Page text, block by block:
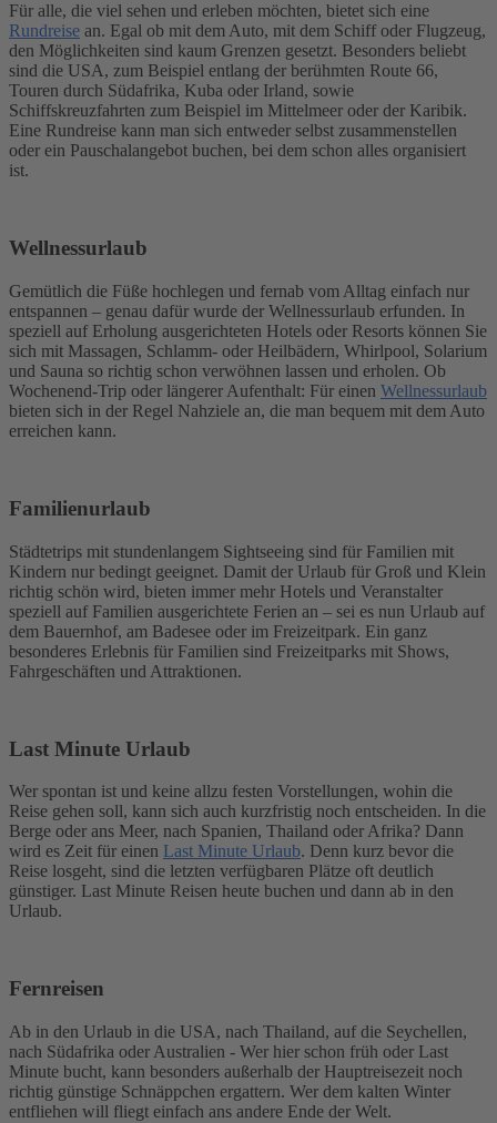
Für alle, die viel sehen und erleben möchten, bietet sich eine
Rundreise an. Egal ob mit dem Auto, mit dem Schiff oder Flugzeug,
den Möglichkeiten sind kaum Grenzen gesetzt. Besonders beliebt
sind die USA, zum Beispiel entlang der berühmten Route 66,
Touren durch Südafrika, Kuba oder Irland, sowie
Schiffskreuzfahrten zum Beispiel im Mittelmeer oder der Karibik.
Eine Rundreise kann man sich entweder selbst zusammenstellen
oder ein Pauschalangebot buchen, bei dem schon alles organisiert
ist.
Wellnessurlaub
Gemütlich die Füße hochlegen und fernab vom Alltag einfach nur
entspannen – genau dafür wurde der Wellnessurlaub erfunden. In
speziell auf Erholung ausgerichteten Hotels oder Resorts können Sie
sich mit Massagen, Schlamm- oder Heilbädern, Whirlpool, Solarium
und Sauna so richtig schon verwöhnen lassen und erholen. Ob
Wochenend-Trip oder längerer Aufenthalt: Für einen Wellnessurlaub
bieten sich in der Regel Nahziele an, die man bequem mit dem Auto
erreichen kann.
Familienurlaub
Städtetrips mit stundenlangem Sightseeing sind für Familien mit
Kindern nur bedingt geeignet. Damit der Urlaub für Groß und Klein
richtig schön wird, bieten immer mehr Hotels und Veranstalter
speziell auf Familien ausgerichtete Ferien an – sei es nun Urlaub auf
dem Bauernhof, am Badesee oder im Freizeitpark. Ein ganz
besonderes Erlebnis für Familien sind Freizeitparks mit Shows,
Fahrgeschäften und Attraktionen.
Last Minute Urlaub
Wer spontan ist und keine allzu festen Vorstellungen, wohin die
Reise gehen soll, kann sich auch kurzfristig noch entscheiden. In die
Berge oder ans Meer, nach Spanien, Thailand oder Afrika? Dann
wird es Zeit für einen Last Minute Urlaub. Denn kurz bevor die
Reise losgeht, sind die letzten verfügbaren Plätze oft deutlich
günstiger. Last Minute Reisen heute buchen und dann ab in den
Urlaub.
Fernreisen
Ab in den Urlaub in die USA, nach Thailand, auf die Seychellen,
nach Südafrika oder Australien - Wer hier schon früh oder Last
Minute bucht, kann besonders außerhalb der Hauptreisezeit noch
richtig günstige Schnäppchen ergattern. Wer dem kalten Winter
entfliehen will fliegt einfach ans andere Ende der Welt.